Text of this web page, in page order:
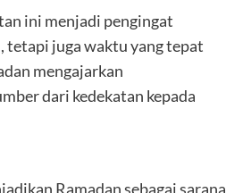
ini menjadi pengingat
tetapi juga waktu yang tepat
mengajarkan
dari kedekatan kepada
Ramadan sebagai sarana